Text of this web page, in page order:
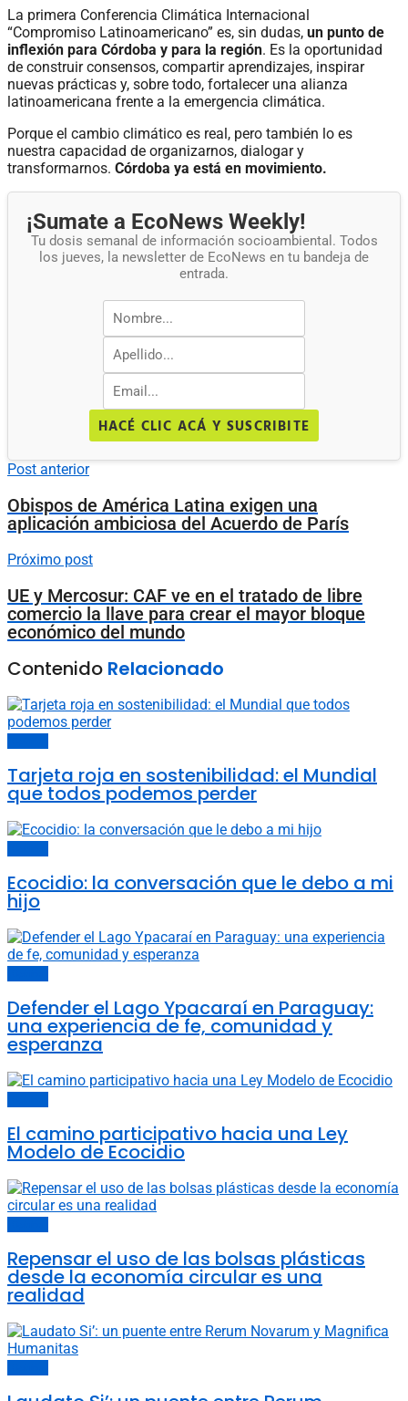
La primera Conferencia Climática Internacional
“Compromiso Latinoamericano” es, sin dudas, un punto de
inflexión para Córdoba y para la región. Es la oportunidad
de construir consensos, compartir aprendizajes, inspirar
nuevas prácticas y, sobre todo, fortalecer una alianza
latinoamericana frente a la emergencia climática.
Porque el cambio climático es real, pero también lo es
nuestra capacidad de organizarnos, dialogar y
transformarnos. Córdoba ya está en movimiento.
¡Sumate a EcoNews Weekly!
Tu dosis semanal de información socioambiental. Todos
los jueves, la newsletter de EcoNews en tu bandeja de
entrada.
HACÉ CLIC ACÁ Y SUSCRIBITE
Post anterior
Obispos de América Latina exigen una
aplicación ambiciosa del Acuerdo de París
Próximo post
UE y Mercosur: CAF ve en el tratado de libre
comercio la llave para crear el mayor bloque
económico del mundo
Contenido Relacionado
Tarjeta roja en sostenibilidad: el Mundial
que todos podemos perder
Ecocidio: la conversación que le debo a mi
hijo
Defender el Lago Ypacaraí en Paraguay:
una experiencia de fe, comunidad y
esperanza
El camino participativo hacia una Ley
Modelo de Ecocidio
Repensar el uso de las bolsas plásticas
desde la economía circular es una
realidad